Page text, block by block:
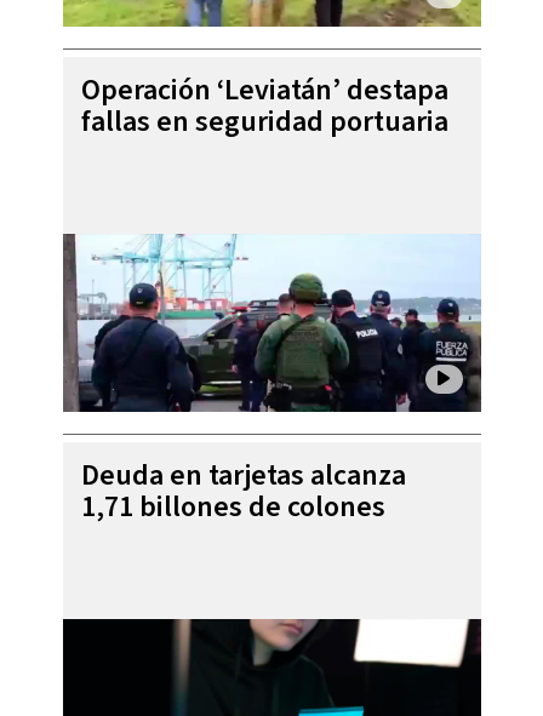
Operación ‘Leviatán’ destapa
fallas en seguridad portuaria
Deuda en tarjetas alcanza
1,71 billones de colones